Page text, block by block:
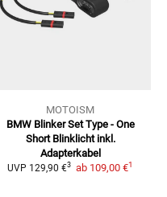
MOTOISM
BMW Blinker Set Type - One
Short Blinklicht inkl.
Adapterkabel
UVP 129,90 €3 ab 109,00 €1